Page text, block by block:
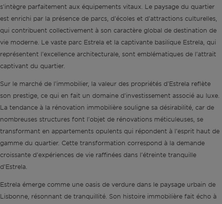
s'intègre parfaitement aux équipements vitaux. Le paysage du quartier
est enrichi par la présence de parcs, d'écoles et d'attractions culturelles,
qui contribuent collectivement à son caractère global de destination de
vie moderne. Le vaste parc Estrela et la captivante basilique Estrela, qui
représentent l'excellence architecturale, sont emblématiques de l'attrait
captivant du quartier.
Sur le marché de l'immobilier, la valeur des propriétés d'Estrela reflète
son prestige, ce qui en fait un domaine d'investissement associé au luxe.
La tendance à la rénovation immobilière souligne sa désirabilité, car de
nombreuses structures font l'objet de rénovations méticuleuses, se
transformant en appartements opulents qui répondent à l'esprit haut de
gamme du quartier. Cette transformation correspond à la demande
croissante d'expériences de vie raffinées dans l'étreinte tranquille
d'Estrela.
Estrela émerge comme une oasis de verdure dans le paysage urbain de
Lisbonne, résonnant de tranquillité. Son histoire immobilière fait écho à